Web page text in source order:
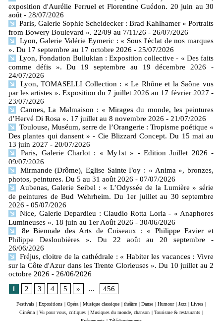
exposition d'Aurélie Ferruel et Florentine Guédon. 20 juin au 30
août - 28/07/2026
Paris, Galerie Sophie Scheidecker : Brad Kahlhamer « Portraits
from Bowery Boulevard ». 22/09 au 7/11/26 - 26/07/2026
Lyon, Galerie Valérie Eymeric : « Sous l'éclat de nos marques
». Du 17 septembre au 17 octobre 2026 - 25/07/2026
Lyon, Fondation Bullukian : Exposition collective - « Des faits
comme défis ». Du 19 septembre au 19 décembre 2026
-
24/07/2026
Lyon, TOMASELLI Collection : « Le Rhône et la Saône vus
par les artistes ». Exposition du 7 juillet 2026 au 17 février 2027 -
23/07/2026
Cannes, La Malmaison : « Mirages du monde, les peintures
d’Hervé Di Rosa ». 17 juillet au 8 novembre 2026 - 21/07/2026
Toulouse, Muséum, serre de l’Orangerie : Tropisme poétique «
Des plantes qui dansent » - Cie Blizzard Concept. Du 15 mai au
13 juin 2027 - 20/07/2026
Paris, Galerie Charlot : « My1st » - Edition Juillet 2026 -
09/07/2026
Mirmande (Drôme), Eglise Sainte Foy : « Anima », bronzes,
photos, peintures. Du 5 au 31 août 2026 - 07/07/2026
Aubenas, Galerie Seibel : « L’Odyssée de la Lumière » série
de peintures de Bud Wehrheim. Du 1er juillet au 30 septembre
2026 - 05/07/2026
Nice, Galerie Depardieu : Claudio Rotta Loria - « Anaphores
Lumineuses ». 18 juin au 1er Août 2026 - 30/06/2026
8e Biennale des Arts de Cuiseaux : « Philippe Favier et
Philippe Desloubières ». Du 22 août au 20 septembre
-
26/06/2026
Fréjus, cloitre de la cathédrale : « Habiter les vacances : Vivre
sur la Côte d'Azur dans les Trente Glorieuses ». Du 10 juillet au 2
octobre 2026 - 26/06/2026
1
2 3 4 5 » ... 456
Festivals Expositions Opéra Musique classique théâtre Danse Humour Jazz Livres
Cinéma
Vu pour vous, critiques Musiques du monde, chanson Tourisme & restaurants